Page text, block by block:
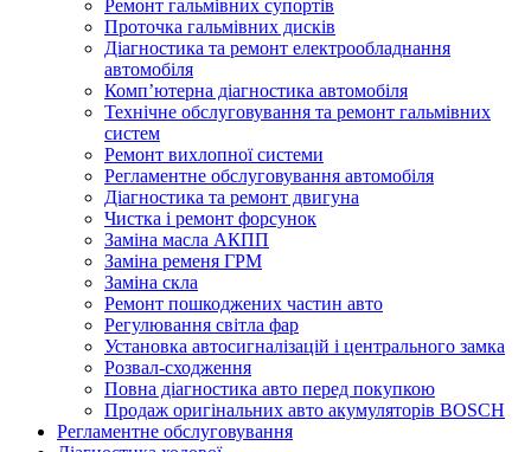
Ремонт гальмівних супортів
Проточка гальмівних дисків
Діагностика та ремонт електрообладнання
автомобіля
Комп’ютерна діагностика автомобіля
Технічне обслуговування та ремонт гальмівних
систем
Ремонт вихлопної системи
Регламентне обслуговування автомобіля
Діагностика та ремонт двигуна
Чистка і ремонт форсунок
Заміна масла АКПП
Заміна ременя ГРМ
Заміна скла
Ремонт пошкоджених частин авто
Регулювання світла фар
Установка автосигналізацій і центрального замка
Розвал-сходження
Повна діагностика авто перед покупкою
Продаж оригінальних авто акумуляторів BOSCH
Регламентне обслуговування